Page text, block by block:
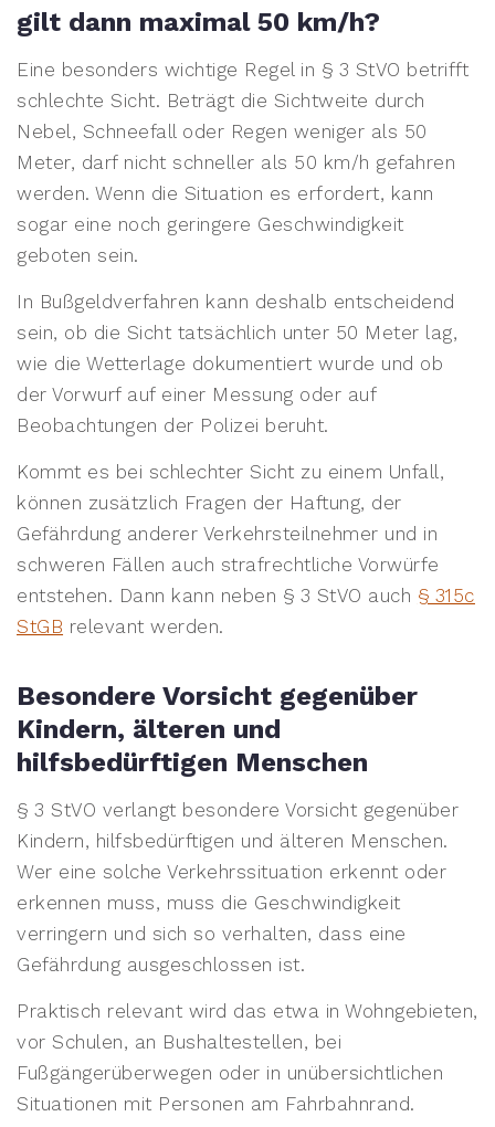
gilt dann maximal 50 km/h?
Eine besonders wichtige Regel in § 3 StVO betrifft
schlechte Sicht. Beträgt die Sichtweite durch
Nebel, Schneefall oder Regen weniger als 50
Meter, darf nicht schneller als 50 km/h gefahren
werden. Wenn die Situation es erfordert, kann
sogar eine noch geringere Geschwindigkeit
geboten sein.
In Bußgeldverfahren kann deshalb entscheidend
sein, ob die Sicht tatsächlich unter 50 Meter lag,
wie die Wetterlage dokumentiert wurde und ob
der Vorwurf auf einer Messung oder auf
Beobachtungen der Polizei beruht.
Kommt es bei schlechter Sicht zu einem Unfall,
können zusätzlich Fragen der Haftung, der
Gefährdung anderer Verkehrsteilnehmer und in
schweren Fällen auch strafrechtliche Vorwürfe
entstehen. Dann kann neben § 3 StVO auch § 315c
StGB relevant werden.
Besondere Vorsicht gegenüber
Kindern, älteren und
hilfsbedürftigen Menschen
§ 3 StVO verlangt besondere Vorsicht gegenüber
Kindern, hilfsbedürftigen und älteren Menschen.
Wer eine solche Verkehrssituation erkennt oder
erkennen muss, muss die Geschwindigkeit
verringern und sich so verhalten, dass eine
Gefährdung ausgeschlossen ist.
Praktisch relevant wird das etwa in Wohngebieten,
vor Schulen, an Bushaltestellen, bei
Fußgängerüberwegen oder in unübersichtlichen
Situationen mit Personen am Fahrbahnrand.